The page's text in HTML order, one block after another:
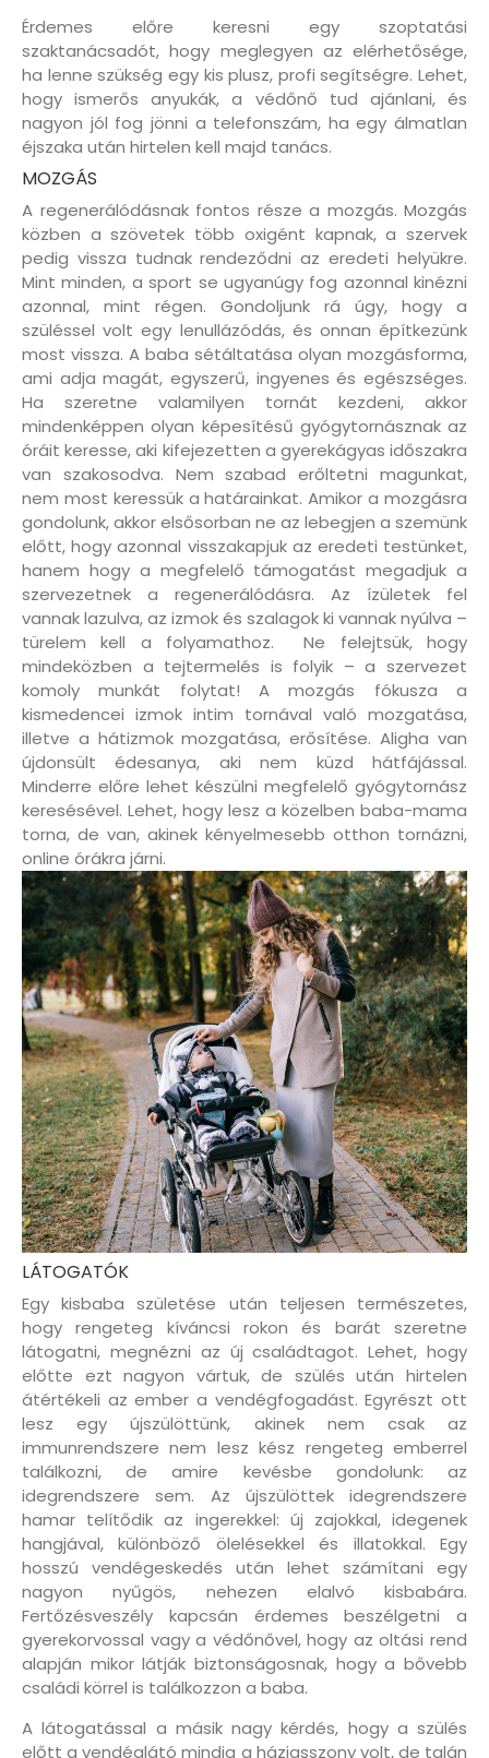
Érdemes előre keresni egy szoptatási
szaktanácsadót, hogy meglegyen az elérhetősége,
ha lenne szükség egy kis plusz, profi segítségre. Lehet,
hogy ismerős anyukák, a védőnő tud ajánlani, és
nagyon jól fog jönni a telefonszám, ha egy álmatlan
éjszaka után hirtelen kell majd tanács.
MOZGÁS
A regenerálódásnak fontos része a mozgás. Mozgás
közben a szövetek több oxigént kapnak, a szervek
pedig vissza tudnak rendeződni az eredeti helyükre.
Mint minden, a sport se ugyanúgy fog azonnal kinézni
azonnal, mint régen. Gondoljunk rá úgy, hogy a
szüléssel volt egy lenullázódás, és onnan építkezünk
most vissza. A baba sétáltatása olyan mozgásforma,
ami adja magát, egyszerű, ingyenes és egészséges.
Ha szeretne valamilyen tornát kezdeni, akkor
mindenképpen olyan képesítésű gyógytornásznak az
óráit keresse, aki kifejezetten a gyerekágyas időszakra
van szakosodva. Nem szabad erőltetni magunkat,
nem most keressük a határainkat. Amikor a mozgásra
gondolunk, akkor elsősorban ne az lebegjen a szemünk
előtt, hogy azonnal visszakapjuk az eredeti testünket,
hanem hogy a megfelelő támogatást megadjuk a
szervezetnek a regenerálódásra. Az ízületek fel
vannak lazulva, az izmok és szalagok ki vannak nyúlva –
türelem kell a folyamathoz. Ne felejtsük, hogy
mindeközben a tejtermelés is folyik – a szervezet
komoly munkát folytat! A mozgás fókusza a
kismedencei izmok intim tornával való mozgatása,
illetve a hátizmok mozgatása, erősítése. Aligha van
újdonsült édesanya, aki nem küzd hátfájással.
Minderre előre lehet készülni megfelelő gyógytornász
keresésével. Lehet, hogy lesz a közelben baba-mama
torna, de van, akinek kényelmesebb otthon tornázni,
online órákra járni.
LÁTOGATÓK
Egy kisbaba születése után teljesen természetes,
hogy rengeteg kíváncsi rokon és barát szeretne
látogatni, megnézni az új családtagot. Lehet, hogy
előtte ezt nagyon vártuk, de szülés után hirtelen
átértékeli az ember a vendégfogadást. Egyrészt ott
lesz egy újszülöttünk, akinek nem csak az
immunrendszere nem lesz kész rengeteg emberrel
találkozni, de amire kevésbe gondolunk: az
idegrendszere sem. Az újszülöttek idegrendszere
hamar telítődik az ingerekkel: új zajokkal, idegenek
hangjával, különböző ölelésekkel és illatokkal. Egy
hosszú vendégeskedés után lehet számítani egy
nagyon nyűgös, nehezen elalvó kisbabára.
Fertőzésveszély kapcsán érdemes beszélgetni a
gyerekorvossal vagy a védőnővel, hogy az oltási rend
alapján mikor látják biztonságosnak, hogy a bővebb
családi körrel is találkozzon a baba.
A látogatással a másik nagy kérdés, hogy a szülés
előtt a vendéglátó mindig a háziasszony volt, de talán